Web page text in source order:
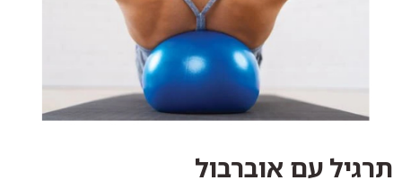
תרגיל עם אוברבול